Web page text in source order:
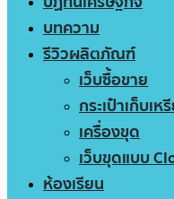
บทความ
รีวิวผลิตภัณฑ์
เว็บซื้อขาย
กระเป๋าเก็บเ
เครื่องขุด
เว็บขุดแบบ
ห้องเรียน